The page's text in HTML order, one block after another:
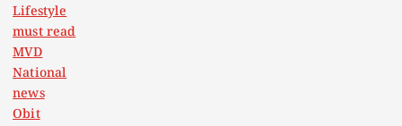
Lifestyle
must read
MVD
National
news
Obit